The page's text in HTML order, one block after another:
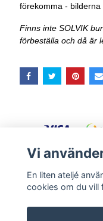
förekomma - bilderna
Finns inte SOLVIK
förbeställa och då är
Vi
En liten ateljé
cookies om du vill